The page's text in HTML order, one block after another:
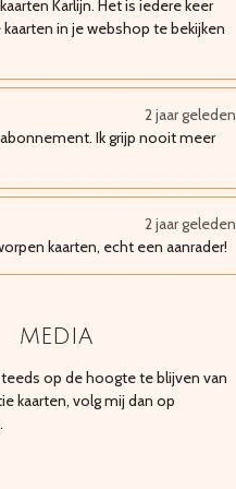
Karlijn. Het is iedere keer
in je webshop te bekijken
2 jaar geleden
abonnement. Ik grijp nooit meer
2 jaar geleden
kaarten, echt een aanrader!
media
op de hoogte te blijven van
kaarten, volg mij dan op